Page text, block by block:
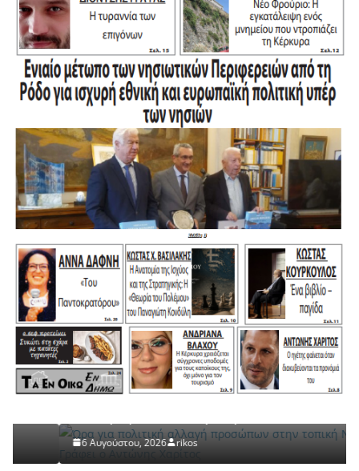
ΜΟΝΙΜΕΣ ΣΤΗΛΕΣ- ΠΑΡΑΠΟΛΙΤΙΚΑ
Ώρα για πολιτική αλλαγή προσώπων στην τοπική
6 Αυγούστου, 2026 rikos